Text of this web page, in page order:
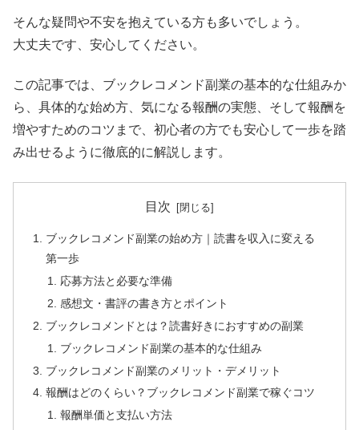
そんな疑問や不安を抱えている方も多いでしょう。
大丈夫です、安心してください。
この記事では、ブックレコメンド副業の基本的な仕組みか
ら、具体的な始め方、気になる報酬の実態、そして報酬を
増やすためのコツまで、初心者の方でも安心して一歩を踏
み出せるように徹底的に解説します。
目次
ブックレコメンド副業の始め方｜読書を収入に変える
第一歩
応募方法と必要な準備
感想文・書評の書き方とポイント
ブックレコメンドとは？読書好きにおすすめの副業
ブックレコメンド副業の基本的な仕組み
ブックレコメンド副業のメリット・デメリット
報酬はどのくらい？ブックレコメンド副業で稼ぐコツ
報酬単価と支払い方法